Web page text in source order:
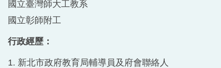
國立臺灣師大工教系
國立彰師附工
行政經歷：
1. 新北市政府教育局輔導員及府會聯絡人